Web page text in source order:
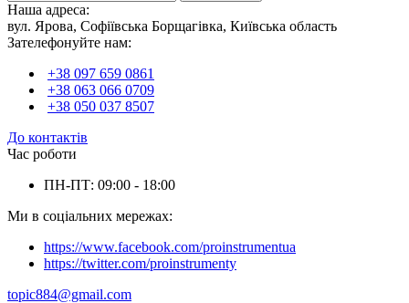
Наша адреса:
вул. Ярова, Софіївська Борщагівка, Київська область
Зателефонуйте нам:
+38 097 659 0861
+38 063 066 0709
+38 050 037 8507
До контактів
Час роботи
ПН-ПТ: 09:00 - 18:00
Ми в соціальних мережах:
https://www.facebook.com/proinstrumentua
https://twitter.com/proinstrumenty
topic884@gmail.com